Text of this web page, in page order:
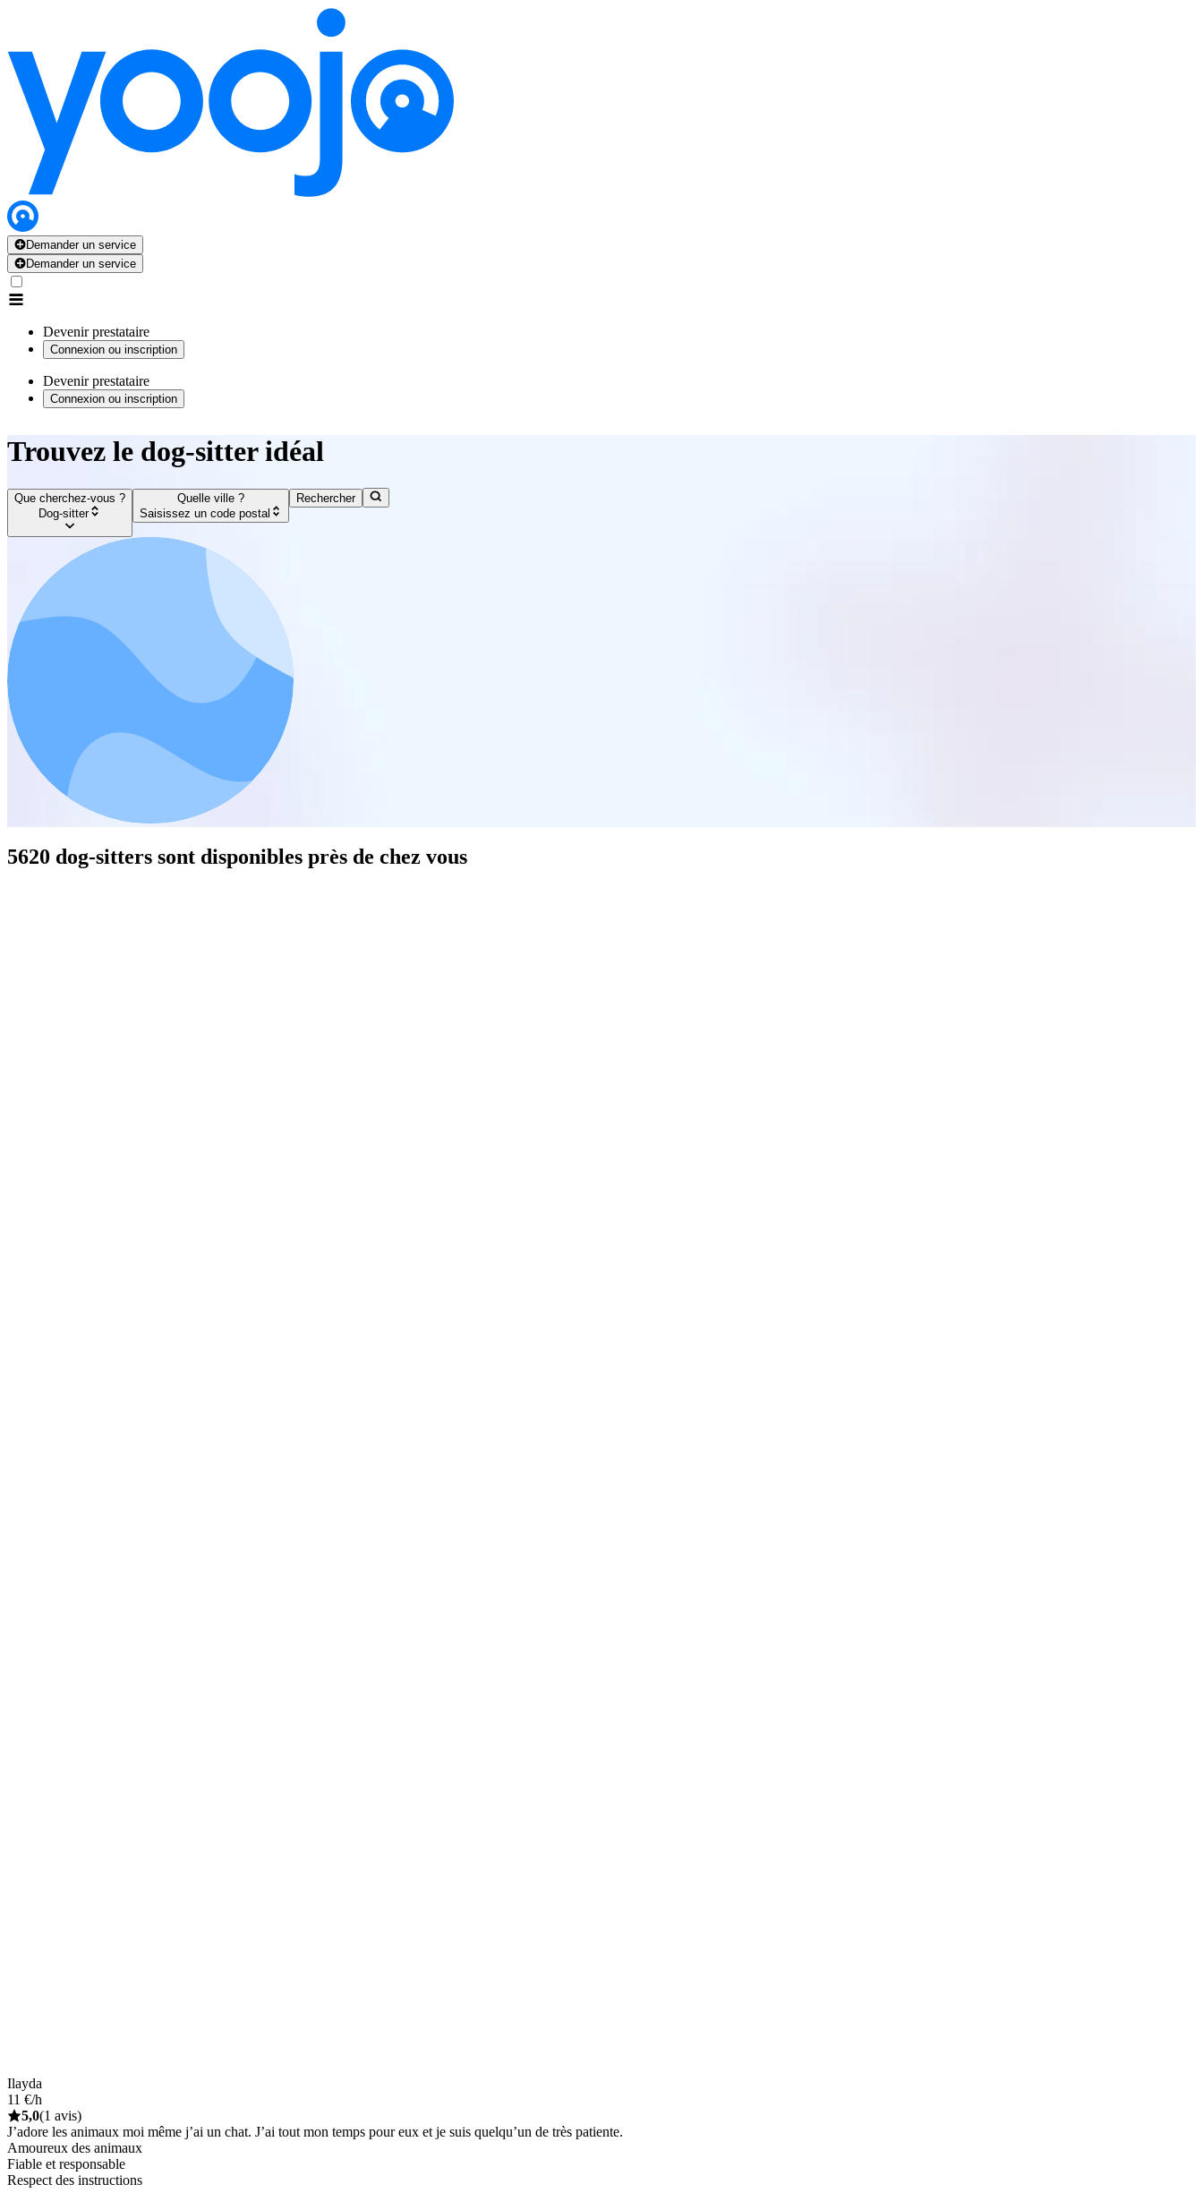
Demander un service
Demander un service
Devenir prestataire
Connexion ou inscription
Devenir prestataire
Connexion ou inscription
Trouvez le dog-sitter idéal
Que cherchez-vous ?
Dog-sitter
Quelle ville ?
Saisissez un code postal
Rechercher
5620 dog-sitters sont disponibles près de chez vous
Ilayda
11 €/h
5,0(1 avis)
J’adore les animaux moi même j’ai un chat. J’ai tout mon temps pour eux et je suis quelqu’un de très patiente.
Amoureux des animaux
Fiable et responsable
Respect des instructions